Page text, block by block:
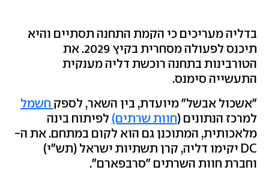
בדליה מעריכים כי הקמת התחנה תסתיים והיא
תיכנס לפעולה מסחרית בקיץ 2029. את
הטורבינות בתחנה רוכשת דליה מענקית
התעשייה סימנס.
"אשכול אבשל" מיועדת, בין השאר, לספק חשמל
למרכז הנתונים (חוות שרתים) לפיתוח בינה
מלאכותית, המתוכנן גם הוא לקום במתחם. את ה-
DC יקימו דליה, קרן תשתיות ישראל (תש"י)
וחברת חוות השרתים "סרבפארם".